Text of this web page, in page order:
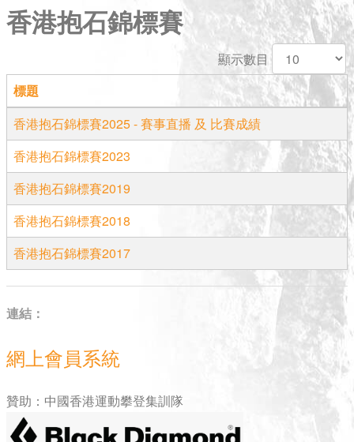
香港抱石錦標賽
顯示數目
標題
香港抱石錦標賽2025 - 賽事直播 及 比賽成績
香港抱石錦標賽2023
香港抱石錦標賽2019
香港抱石錦標賽2018
香港抱石錦標賽2017
連結：
網上會員系統
贊助：中國香港運動攀登集訓隊